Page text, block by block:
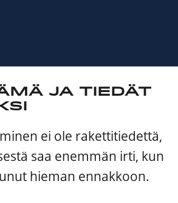
ja tiedät
ei ole rakettitiedettä,
saa enemmän irti, kun
hieman ennakkoon.